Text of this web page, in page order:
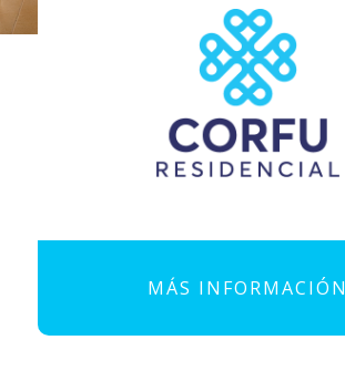
MÁS INFORMACIÓN